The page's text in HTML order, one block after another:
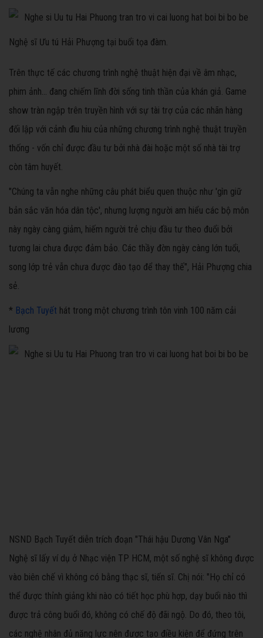
Nghệ sĩ Ưu tú Hải Phượng tại buổi tọa đàm.
Trên thực tế các chương trình nghệ thuật hiện đại về âm nhạc,
phim ảnh... đang chiếm lĩnh đời sống tinh thần của khán giả. Game
show tràn ngập trên truyền hình với sự tài trợ của các nhãn hàng
đối lập với cảnh đìu hiu của những chương trình nghệ thuật truyền
thống - vốn chỉ được đầu tư bởi nhà đài hoặc một số nhà tài trợ
còn tâm huyết.
"Chúng ta vẫn nghe những câu phát biểu quen thuộc như 'gìn giữ
bản sắc văn hóa dân tộc', nhưng lượng người am hiểu các bộ môn
này ngày càng giảm, hiếm người trẻ chịu đầu tư theo đuổi bởi
tương lai chưa được đảm bảo. Các thầy đờn ngày càng lớn tuổi,
song lớp trẻ vẫn chưa được đào tạo để thay thế", Hải Phượng chia
sẻ.
* Bạch Tuyết hát trong một chương trình tôn vinh 100 năm cải
lương
NSND Bạch Tuyết diễn trích đoạn "Thái hậu Dương Vân Nga"
Nghệ sĩ lấy ví dụ ở Nhạc viện TP HCM, một số nghệ sĩ không được
vào biên chế vì không có bằng thạc sĩ, tiến sĩ. Chị nói: "Họ chỉ có
thể được thỉnh giảng khi nào có tiết học phù hợp, dạy buổi nào thì
được trả công buổi đó, không có chế độ đãi ngộ. Do đó, theo tôi,
các nghệ nhân đủ năng lực nên được tạo điều kiện để đứng trên